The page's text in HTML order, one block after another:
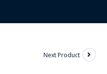
Next Product